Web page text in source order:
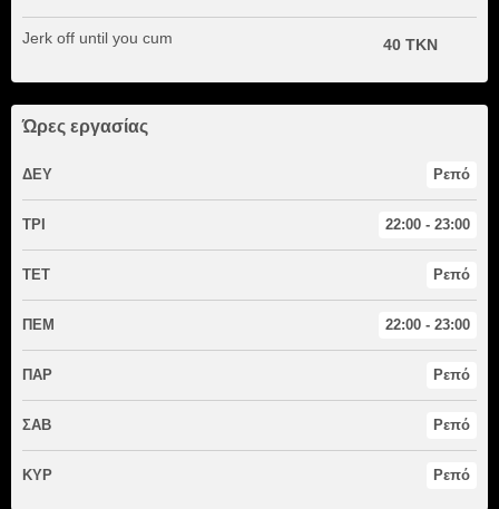
Jerk off until you cum 40 TKN
Ώρες εργασίας
ΔΕΥ Ρεπό
ΤΡΙ 22:00 - 23:00
ΤΕΤ Ρεπό
ΠΕΜ 22:00 - 23:00
ΠΑΡ Ρεπό
ΣΑΒ Ρεπό
ΚΥΡ Ρεπό